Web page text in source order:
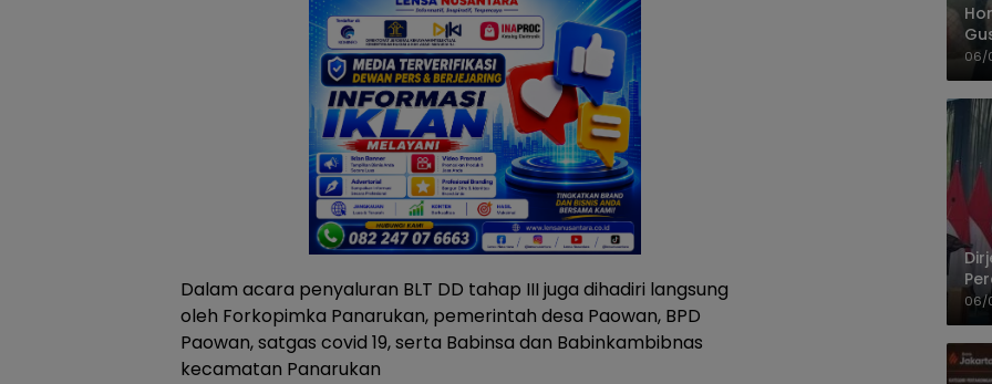
Dalam acara penyaluran BLT DD tahap III juga dihadiri langsung
oleh Forkopimka Panarukan, pemerintah desa Paowan, BPD
Paowan, satgas covid 19, serta Babinsa dan Babinkambibnas
kecamatan Panarukan
06/
06/